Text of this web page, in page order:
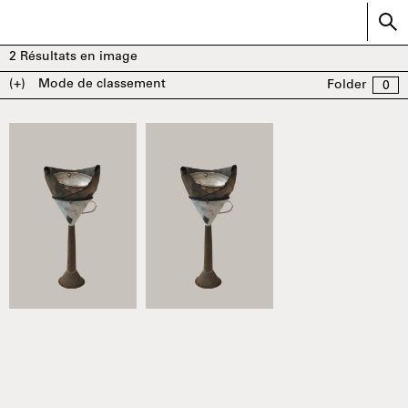
2 Résultats en image
(+)
Mode de classement Folder 0